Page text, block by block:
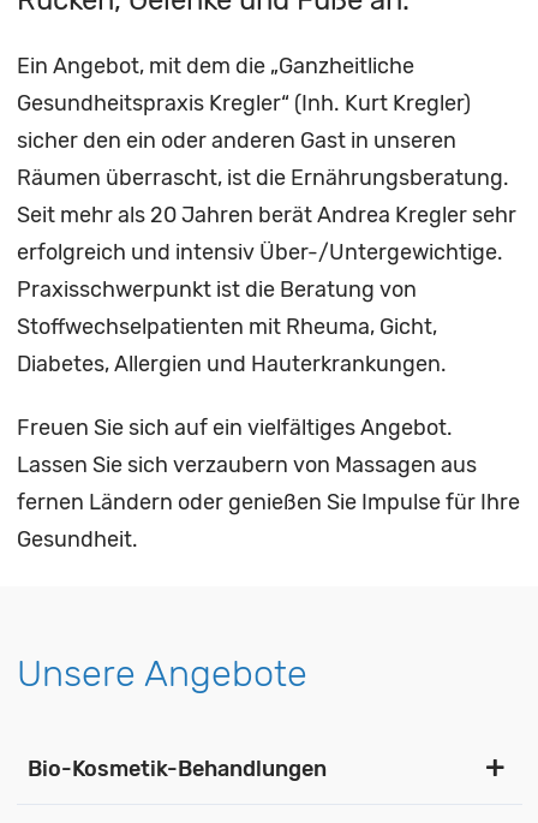
Ein Angebot, mit dem die „Ganzheitliche
Gesundheitspraxis Kregler“ (Inh. Kurt Kregler)
sicher den ein oder anderen Gast in unseren
Räumen überrascht, ist die Ernährungsberatung.
Seit mehr als 20 Jahren berät Andrea Kregler sehr
erfolgreich und intensiv Über-/Untergewichtige.
Praxisschwerpunkt ist die Beratung von
Stoffwechselpatienten mit Rheuma, Gicht,
Diabetes, Allergien und Hauterkrankungen.
Freuen Sie sich auf ein vielfältiges Angebot.
Lassen Sie sich verzaubern von Massagen aus
fernen Ländern oder genießen Sie Impulse für Ihre
Gesundheit.
Unsere Angebote
Bio-Kosmetik-Behandlungen